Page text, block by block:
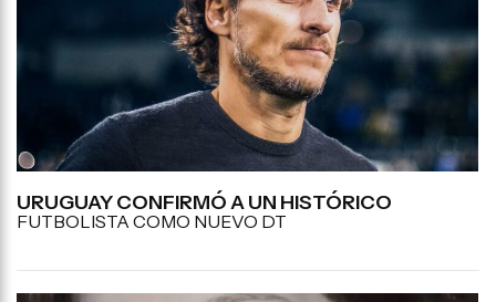
URUGUAY CONFIRMÓ A UN HISTÓRICO
FUTBOLISTA COMO NUEVO DT